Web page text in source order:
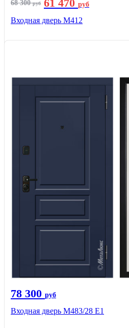
68 300руб 61 470 руб
Входная дверь М412
78 300 руб
Входная дверь М483/28 Е1